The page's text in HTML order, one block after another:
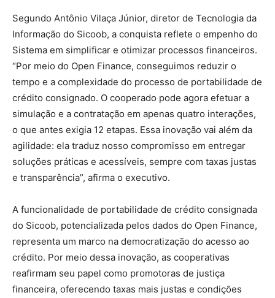
Segundo Antônio Vilaça Júnior, diretor de Tecnologia da
Informação do Sicoob, a conquista reflete o empenho do
Sistema em simplificar e otimizar processos financeiros.
“Por meio do Open Finance, conseguimos reduzir o
tempo e a complexidade do processo de portabilidade de
crédito consignado. O cooperado pode agora efetuar a
simulação e a contratação em apenas quatro interações,
o que antes exigia 12 etapas. Essa inovação vai além da
agilidade: ela traduz nosso compromisso em entregar
soluções práticas e acessíveis, sempre com taxas justas
e transparência”, afirma o executivo.
A funcionalidade de portabilidade de crédito consignada
do Sicoob, potencializada pelos dados do Open Finance,
representa um marco na democratização do acesso ao
crédito. Por meio dessa inovação, as cooperativas
reafirmam seu papel como promotoras de justiça
financeira, oferecendo taxas mais justas e condições